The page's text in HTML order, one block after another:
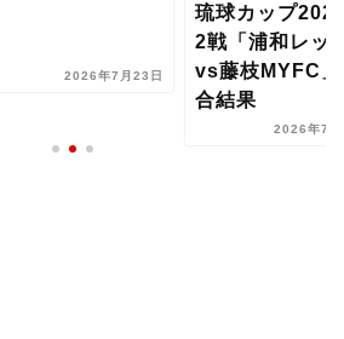
2026年7月23日
琉球カップ
2戦「浦和レッ
vs藤枝MYFC」
合結果
2026年7